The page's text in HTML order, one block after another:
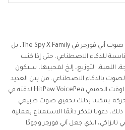
ليس فقط من الممكن إعادة إنتاج صوت آني فورجر في The Spy X Family، بل
للذكاء الاصطناعي. حتى إذا كنت
اللعبة، التوزيع، إلخ لمحبيها، ستكون
بالذكاء الاصطناعي. من بين العديد
من الأدوات، يبرز مغير الصوت في الوقت الحقيقي HitPaw VoicePea لدقته في
يمكننا بذلك تحقيق صوت طبيعي
دعونا نتذكر دائمًا الاستمتاع بعملية
تانزاكي، الذي جعل آني فورجر وجودًا